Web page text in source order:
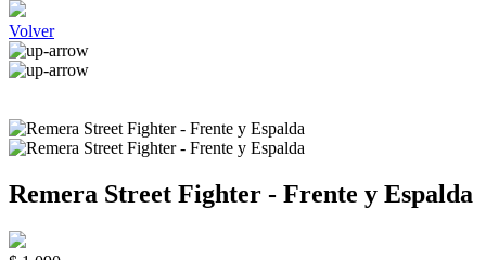
Volver
Remera Street Fighter - Frente y Espalda